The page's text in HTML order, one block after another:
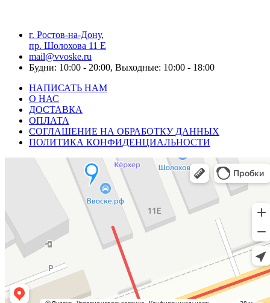
г. Ростов-на-Дону,
пр. Шолохова 11 Е
mail@vvoske.ru
Будни: 10:00 - 20:00, Выходные: 10:00 - 18:00
НАПИСАТЬ НАМ
О НАС
ДОСТАВКА
ОПЛАТА
СОГЛАШЕНИЕ НА ОБРАБОТКУ ДАННЫХ
ПОЛИТИКА КОНФИДЕНЦИАЛЬНОСТИ